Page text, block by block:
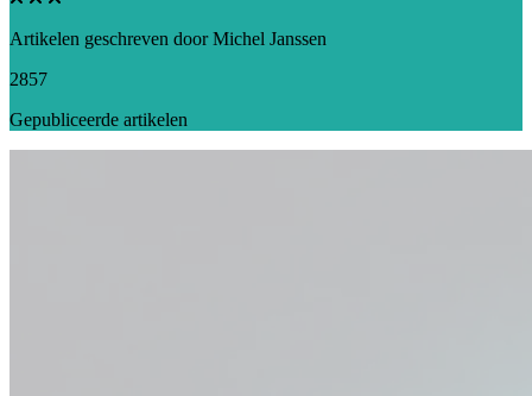
Artikelen geschreven door Michel Janssen
2857
Gepubliceerde artikelen